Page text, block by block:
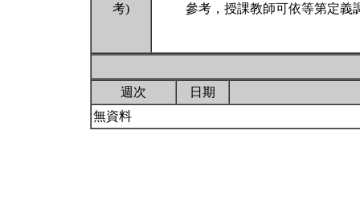
考)
參考，授課教師可依等第定義
週次
日期
無資料